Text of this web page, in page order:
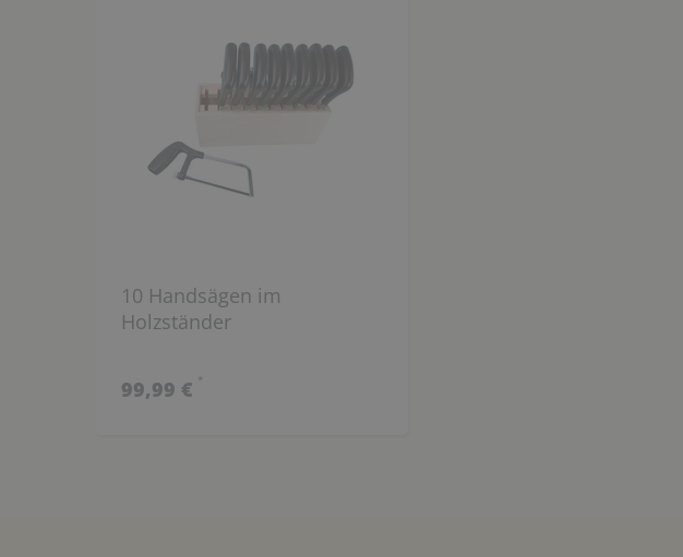
10 Handsägen im
Holzständer
99,99 € *